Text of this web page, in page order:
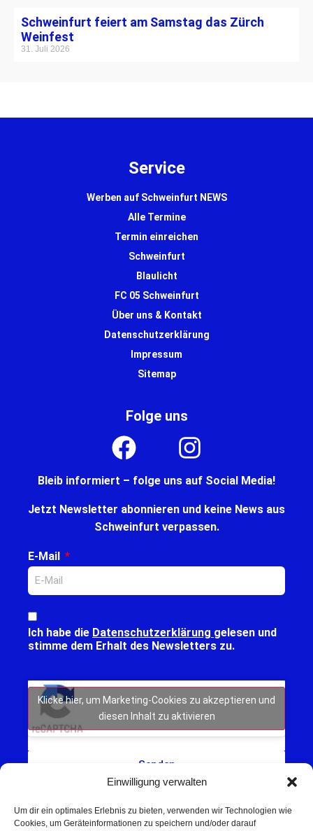
Einwilligung verwalten
Um dir ein optimales Erlebnis zu bieten, verwenden wir Technologien wie
Cookies, um Geräteinformationen zu speichern und/oder darauf
Schweinfurt feiert am Samstag das Zürch
Weinfest
31. Juli 2026
Service
Werben auf Schweinfurt NEWS
Alle Termine
Termin einreichen
Schweinfurt
Blaulicht
FC 05 Schweinfurt
Über uns & Kontakt
Datenschutzerklärung
Impressum
Sitemap
Folge uns
Bleib informiert – folge uns auf Social Media!
Jetzt Newsletter abonnieren und keine News aus
Schweinfurt verpassen.
E-Mail
Ich habe die Datenschutzerklärung gelesen und
stimme dem Erhalt des Newsletters zu.
Klicke hier, um Marketing-Cookies zu akzeptieren und
diesen Inhalt zu aktivieren
Senden